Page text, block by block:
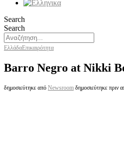
Search
Search
ΕλλάδαΕπικαιρότητα
Barro Negro at Nikki
δημοσιεύτηκε από Newsroom δημοσιεύτηκε πριν